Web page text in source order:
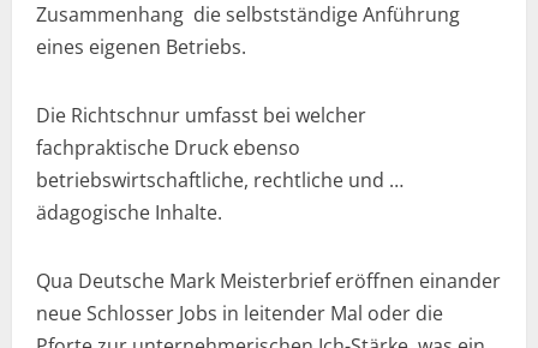
Zusammenhang die selbstständige Anführung
eines eigenen Betriebs.
Die Richtschnur umfasst bei welcher
fachpraktische Druck ebenso
betriebswirtschaftliche, rechtliche und …
ädagogische Inhalte.
Qua Deutsche Mark Meisterbrief eröffnen einander
neue Schlosser Jobs in leitender Mal oder die